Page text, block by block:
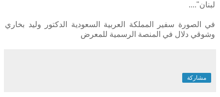
لبنان"....
في الصورة سفير المملكة العربية السعودية الدكتور وليد بخاري
وشوقي دلال في المنصة الرسمية للمعرض
مشاركة